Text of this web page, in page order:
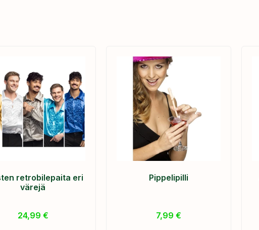
retrobilepaita eri
värejä
24,99 €
Pippelipilli
7,99 €